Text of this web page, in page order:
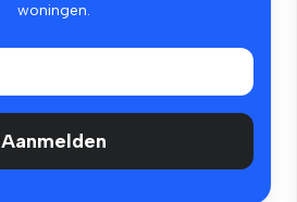
woningen.
Aanmelden